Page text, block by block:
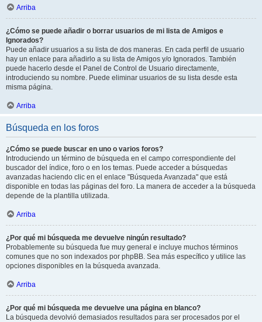
Arriba
¿Cómo se puede añadir o borrar usuarios de mi lista de Amigos e
Ignorados?
Puede añadir usuarios a su lista de dos maneras. En cada perfil de usuario
hay un enlace para añadirlo a su lista de Amigos y/o Ignorados. También
puede hacerlo desde el Panel de Control de Usuario directamente,
introduciendo su nombre. Puede eliminar usuarios de su lista desde esta
misma página.
Arriba
Búsqueda en los foros
¿Cómo se puede buscar en uno o varios foros?
Introduciendo un término de búsqueda en el campo correspondiente del
buscador del índice, foro o en los temas. Puede acceder a búsquedas
avanzadas haciendo clic en el enlace "Búsqueda Avanzada" que está
disponible en todas las páginas del foro. La manera de acceder a la búsqueda
depende de la plantilla utilizada.
Arriba
¿Por qué mi búsqueda me devuelve ningún resultado?
Probablemente su búsqueda fue muy general e incluye muchos términos
comunes que no son indexados por phpBB. Sea más específico y utilice las
opciones disponibles en la búsqueda avanzada.
Arriba
¿Por qué mi búsqueda me devuelve una página en blanco?
La búsqueda devolvió demasiados resultados para ser procesados por el